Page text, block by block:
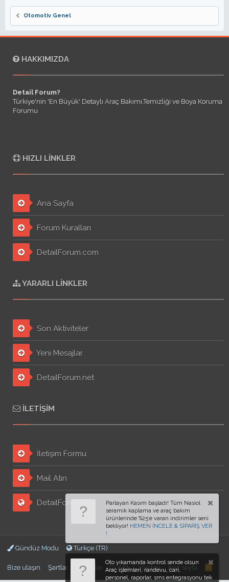
Otomotiv Genel
HAKKIMIZDA
Detail Forum?
Türkiye'nin 'En Büyük' Detaylı Araç Bakımı,Temizliği ve Boya Koruma
Forumu
HIZLI LINKLER
Ana Sayfa
Forum Kuralları
DetailForum.com
YARARLI LINKLER
Son Aktiviteler
Yeni Mesajlar
DetailForum.net
İLETIŞIM
İletişim Formu
Mail Atın
DetailForum.org
Gündüz Modu Türkçe (TR)
Bize ulaşın Şartlar ve kurallar Gizlilik Yardım Ana sayfa
Parlayan Kasım başladı! Tüm Nasiol
seramik kaplama ve araç bakım
ürünlerinde %25’e varan indirimler seni
bekliyor! HEMEN İNCELE & SİPARİŞ VER
!
Oto yıkamanda kontrol sende olsun
Araç işlemleri, randevu, cari,
personel, raporlar, sms entegrasyonu tek